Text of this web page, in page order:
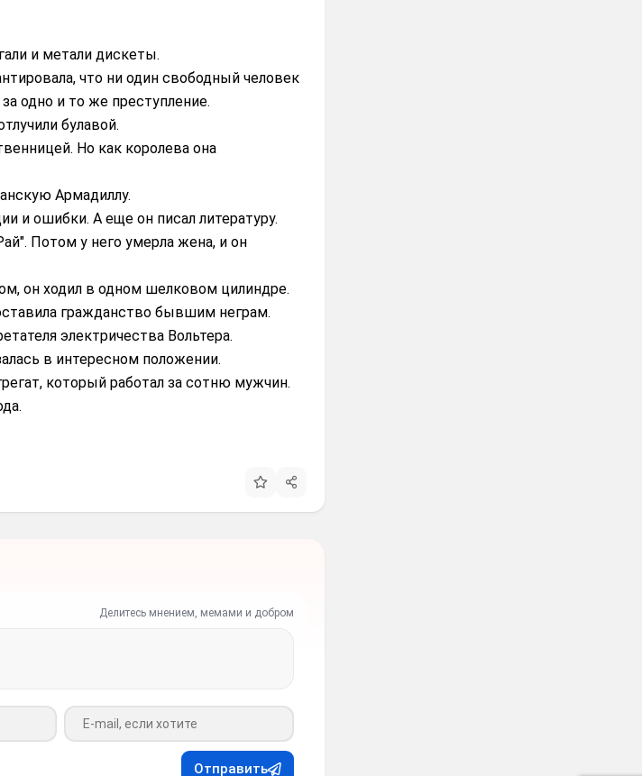
и метали дискеты.
что ни один свободный человек
одно и то же преступление.
булавой.
Но как королева она
Армадиллу.
и ошибки. А еще он писал литературу.
Потом у него умерла жена, и он
он ходил в одном шелковом цилиндре.
гражданство бывшим неграм.
электричества Вольтера.
в интересном положении.
который работал за сотню мужчин.
Делитесь мнением, мемами и добром
Ваш e-mail
Отправить